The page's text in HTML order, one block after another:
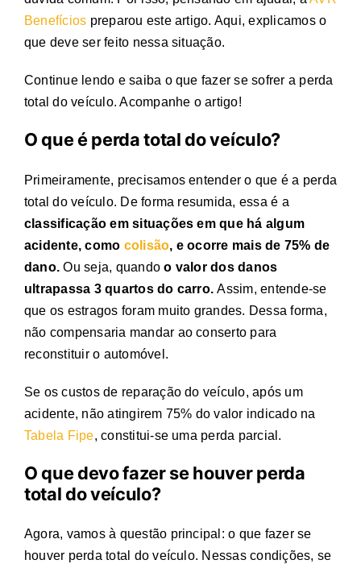
Benefícios preparou este artigo. Aqui, explicamos o
que deve ser feito nessa situação.
Continue lendo e saiba o que fazer se sofrer a perda
total do veículo. Acompanhe o artigo!
O que éperda total do veículo?
Primeiramente, precisamos entender o que é a perda
total do veículo. De forma resumida, essa é a
classificação em situações em que há algum
acidente, como colisão, e ocorre mais de 75% de
dano.Ou seja, quandoo valor dos danos
ultrapassa 3 quartos do carro.Assim, entende-se
que os estragos foram muito grandes. Dessa forma,
não compensaria mandar ao conserto para
reconstituir o automóvel.
Se os custos de reparação do veículo, após um
acidente, não atingirem 75% do valor indicado na
Tabela Fipe, constitui-se uma perda parcial.
O que devo fazer se houverperda
total do veículo?
Agora, vamos à questão principal: o que fazer se
houver perda total do veículo. Nessas condições, se